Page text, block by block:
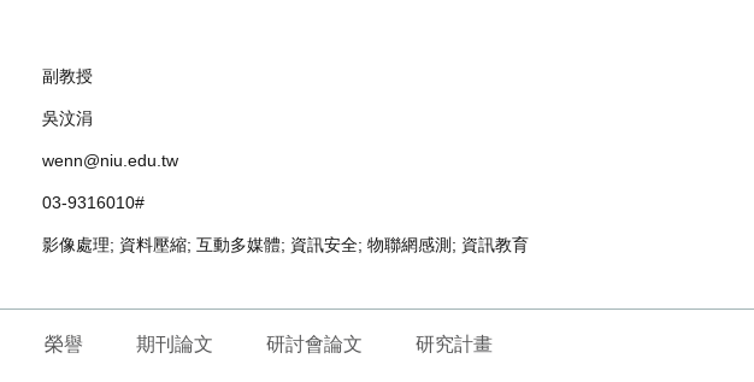
副教授
吳汶涓
wenn@niu.edu.tw
03-9316010#
影像處理; 資料壓縮; 互動多媒體; 資訊安全; 物聯網感測; 資訊教育
榮譽 期刊論文 研討會論文 研究計畫